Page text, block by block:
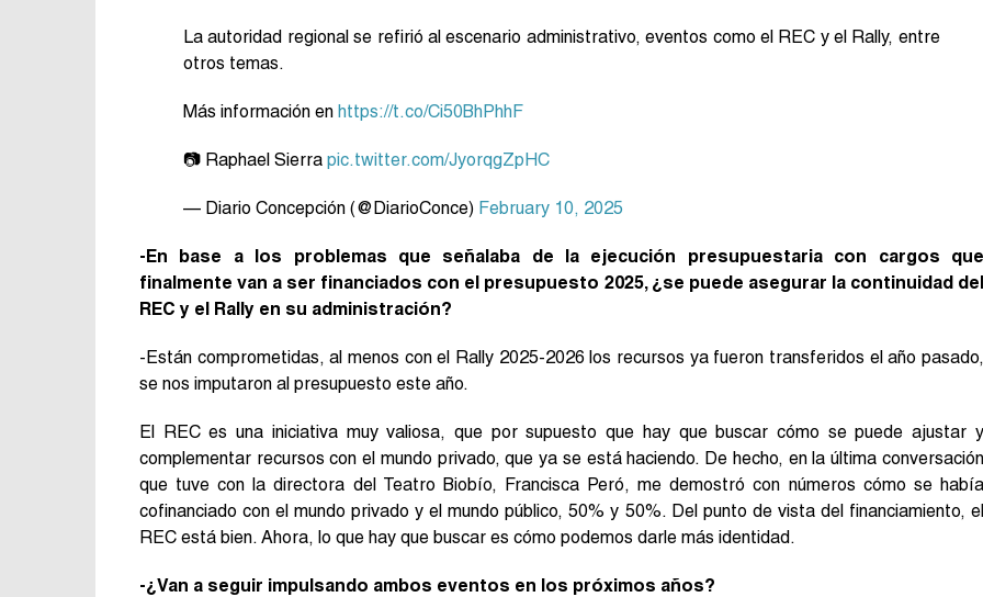
La autoridad regional se refirió al escenario administrativo, eventos como el REC y el Rally, entre
otros temas.
Más información en https://t.co/Ci50BhPhhF
📷 Raphael Sierra pic.twitter.com/JyorqgZpHC
— Diario Concepción (@DiarioConce) February 10, 2025
-En base a los problemas que señalaba de la ejecución presupuestaria con cargos que
finalmente van a ser financiados con el presupuesto 2025, ¿se puede asegurar la continuidad del
REC y el Rally en su administración?
-Están comprometidas, al menos con el Rally 2025-2026 los recursos ya fueron transferidos el año pasado,
se nos imputaron al presupuesto este año.
El REC es una iniciativa muy valiosa, que por supuesto que hay que buscar cómo se puede ajustar y
complementar recursos con el mundo privado, que ya se está haciendo. De hecho, en la última conversación
que tuve con la directora del Teatro Biobío, Francisca Peró, me demostró con números cómo se había
cofinanciado con el mundo privado y el mundo público, 50% y 50%. Del punto de vista del financiamiento, el
REC está bien. Ahora, lo que hay que buscar es cómo podemos darle más identidad.
-¿Van a seguir impulsando ambos eventos en los próximos años?